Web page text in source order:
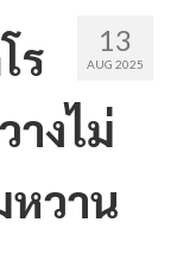
13
AUG 2025
ร
งไม่
หวาน